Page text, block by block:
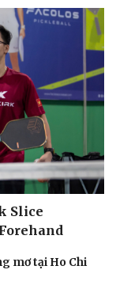
Slice
mơ tại Ho Chi